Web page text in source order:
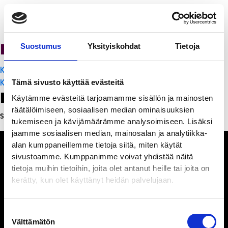
Suostumus Yksityiskohdat Tietoja
Tämä sivusto käyttää evästeitä
Käytämme evästeitä tarjoamamme sisällön ja mainosten
räätälöimiseen, sosiaalisen median ominaisuuksien
tukemiseen ja kävijämäärämme analysoimiseen. Lisäksi
jaamme sosiaalisen median, mainosalan ja analytiikka-
alan kumppaneillemme tietoja siitä, miten käytät
sivustoamme. Kumppanimme voivat yhdistää näitä
tietoja muihin tietoihin, joita olet antanut heille tai joita on
kerätty, kun olet käyttänyt heidän palvelujaan.
valinta
Välttämätön
PanchoVilla
Artikkelien
selaus
K-Citymarket Pori Puuvilla
K-Citymarket Pori Puuvilla
Leave a Reply
Sinun täytyy kirjautua sisään